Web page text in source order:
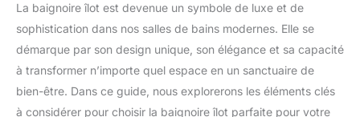
La baignoire îlot est devenue un symbole de luxe et de
sophistication dans nos salles de bains modernes. Elle se
démarque par son design unique, son élégance et sa capacité
à transformer n’importe quel espace en un sanctuaire de
bien-être. Dans ce guide, nous explorerons les éléments clés
à considérer pour choisir la baignoire îlot parfaite pour votre